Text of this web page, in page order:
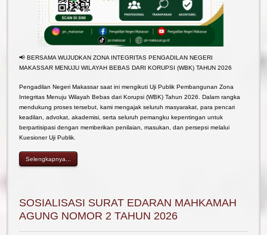
📢 BERSAMA WUJUDKAN ZONA INTEGRITAS PENGADILAN NEGERI
MAKASSAR MENUJU WILAYAH BEBAS DARI KORUPSI (WBK) TAHUN 2026
Pengadilan Negeri Makassar saat ini mengikuti Uji Publik Pembangunan Zona
Integritas Menuju Wilayah Bebas dari Korupsi (WBK) Tahun 2026. Dalam rangka
mendukung proses tersebut, kami mengajak seluruh masyarakat, para pencari
keadilan, advokat, akademisi, serta seluruh pemangku kepentingan untuk
berpartisipasi dengan memberikan penilaian, masukan, dan persepsi melalui
Kuesioner Uji Publik.
Selengkapnya...
SOSIALISASI SURAT EDARAN MAHKAMAH
AGUNG NOMOR 2 TAHUN 2026